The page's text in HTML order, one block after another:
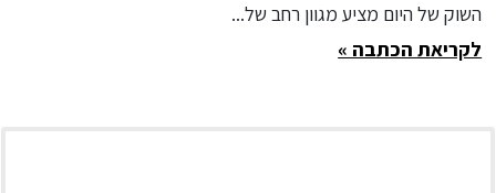
השוק של היום מציע מגוון רחב של...
לקריאת הכתבה »